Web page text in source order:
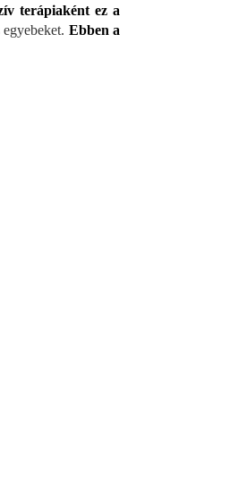
terápiaként ez a
Ebben a